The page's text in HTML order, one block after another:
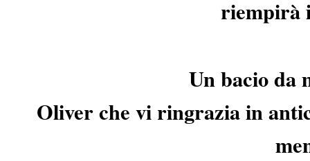
riempirà
Un bacio da
Oliver che vi ringrazia in